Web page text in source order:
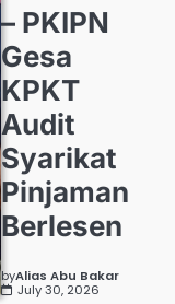
– PKIPN
Gesa
KPKT
Audit
Syarikat
Pinjaman
Berlesen
byAlias Abu Bakar
July 30, 2026